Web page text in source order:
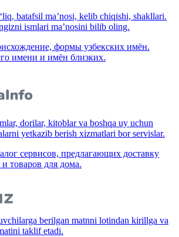
batafsil ma’nosi, kelib chiqishi, shakllari.
ismlari ma’nosini bilib oling.
формы узбекских имён.
имени и имён близких.
dorilar, kitoblar va boshqa uy uchun
yetkazib berish xizmatlari bor servislar.
сервисов, предлагающих доставку
товаров для дома.
berilgan matnni lotindan kirillga va
taklif etadi.